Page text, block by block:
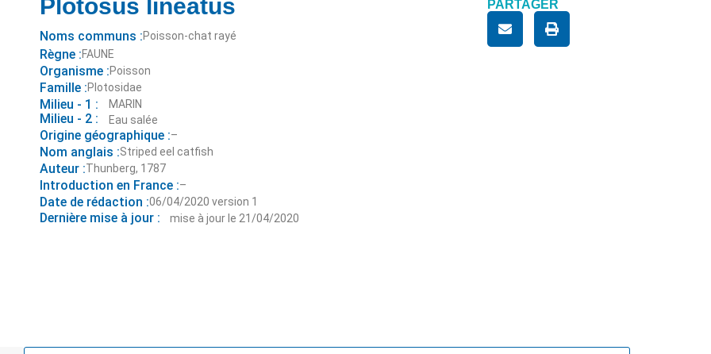
Plotosus lineatus
Noms communs :Poisson-chat rayé
Règne :FAUNE
Organisme :Poisson
Famille :Plotosidae
Milieu - 1 : MARIN
Milieu - 2 : Eau salée
Origine géographique :–
Nom anglais :Striped eel catfish
Auteur :Thunberg, 1787
Introduction en France :–
Date de rédaction :06/04/2020 version 1
Dernière mise à jour : mise à jour le 21/04/2020
PARTAGER